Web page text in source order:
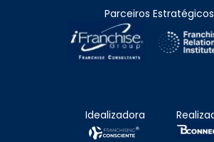
Parceiros Estratégicos
Idealizadora